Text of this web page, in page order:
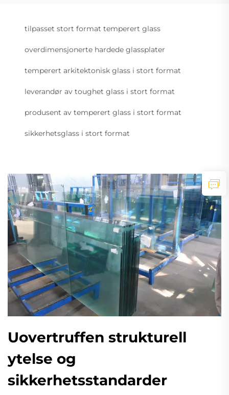
tilpasset stort format temperert glass
overdimensjonerte hardede glassplater
temperert arkitektonisk glass i stort format
leverandør av toughet glass i stort format
produsent av temperert glass i stort format
sikkerhetsglass i stort format
Uovertruffen strukturell
ytelse og
sikkerhetsstandarder